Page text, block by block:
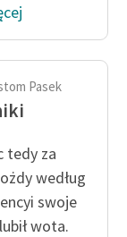
Pasek
tedy za
według
swoje
wota.